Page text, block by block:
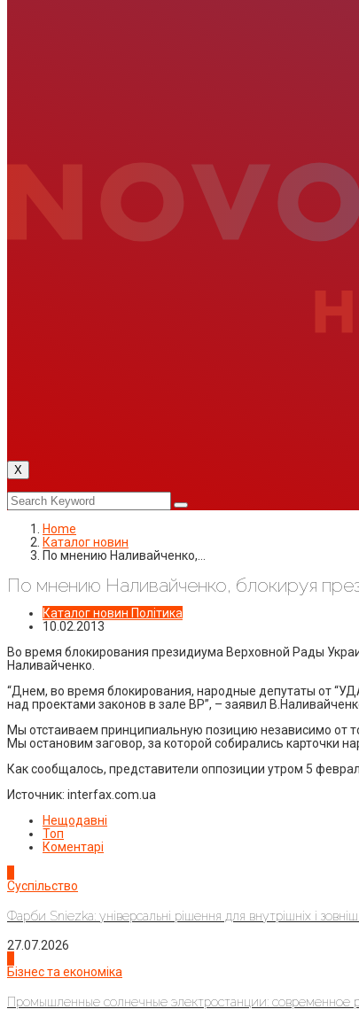
X
Home
Каталог новин
По мнению Наливайченко,…
По мнению Наливайченко, блокируя
Каталог новин Політика
10.02.2013
Во время блокирования президиума Верховной Рады
Наливайченко.
“Днем, во время блокирования, народные депутаты от
над проектами законов в зале ВР”, – заявил
Мы отстаиваем принципиальную позицию независимо от
Мы остановим заговор, за которой собирались карточки
Как сообщалось, представители оппозиции утром 5
Источник: interfax.com.ua
Нещодавні
Топ
Коментарі
Суспільство
Фарби Sniezka: універсальні рішення для внутрішніх і
27.07.2026
Бізнес та економіка
Промышленные солнечные электростанции: современное